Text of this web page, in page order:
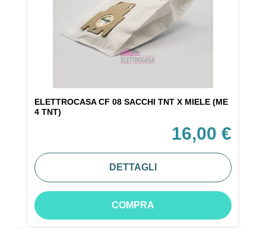
ELETTROCASA CF 08 SACCHI TNT X MIELE (ME
4 TNT)
16,00 €
DETTAGLI
COMPRA